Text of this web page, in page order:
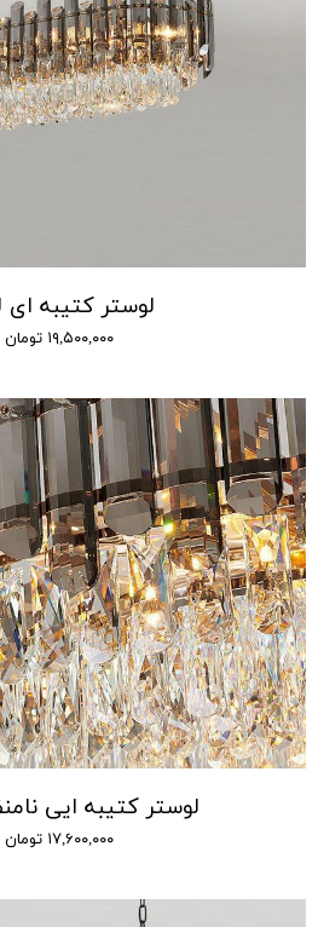
لوستر کتیبه ای
۱۹,۵۰۰,۰۰۰ تومان
لوستر کتیبه ایی
۱۷,۶۰۰,۰۰۰ تومان